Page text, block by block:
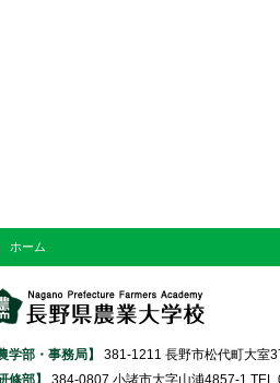
ホーム
学部・事務局】 381-1211 長野市松代町大室
修部】
384-0807 小諸市大字山浦4857-1